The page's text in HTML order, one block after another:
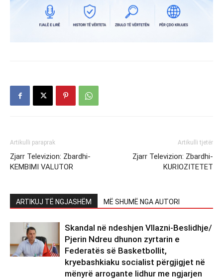
Artikulli paraprak
Zjarr Televizion: Zbardhi-
KEMBIMI VALUTOR
Artikulli tjetër
Zjarr Televizion: Zbardhi-
KURIOZITETET
ARTIKUJ TË NGJASHËM MË SHUMË NGA AUTORI
Skandal në ndeshjen Vllazni-Beslidhje/
Pjerin Ndreu dhunon zyrtarin e
Federatës së Basketbollit,
kryebashkiaku socialist përgjigjet në
mënyrë arrogante lidhur me ngjarjen